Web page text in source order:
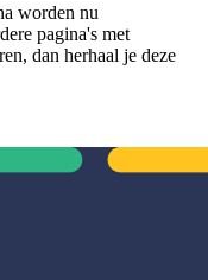
worden nu
pagina's met
dan herhaal je deze